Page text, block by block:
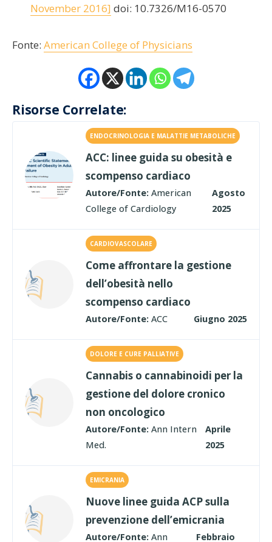
November 2016] doi: 10.7326/M16-0570
Fonte: American College of Physicians
Risorse Correlate:
ENDOCRINOLOGIA E MALATTIE METABOLICHE
ACC: linee guida su obesità e
scompenso cardiaco
Autore/Fonte: American
College of Cardiology
Agosto
2025
CARDIOVASCOLARE
Come affrontare la gestione
dell’obesità nello
scompenso cardiaco
Autore/Fonte: ACC Giugno 2025
DOLORE E CURE PALLIATIVE
Cannabis o cannabinoidi per la
gestione del dolore cronico
non oncologico
Autore/Fonte: Ann Intern
Med.
Aprile
2025
EMICRANIA
Nuove linee guida ACP sulla
prevenzione dell’emicrania
Autore/Fonte: Ann Febbraio